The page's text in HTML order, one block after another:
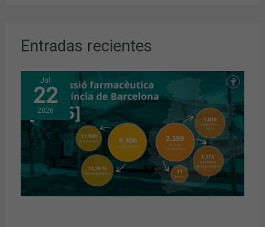
Entradas recientes
Jul
22
2026